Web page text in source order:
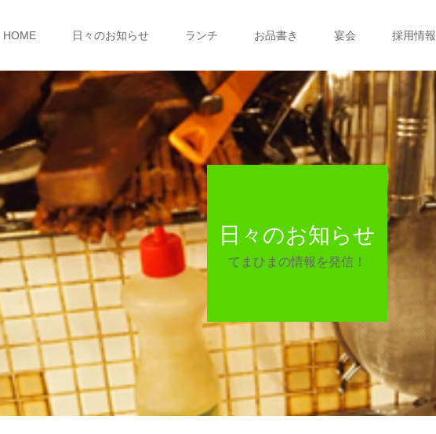
HOME 日々のお知らせ ランチ お品書き 宴会 採用情報
日々のお知らせ
てまひまの情報を発信！